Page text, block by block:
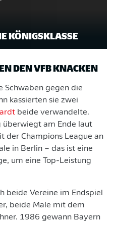
KÖNIGSKLASSE
DEN VFB KNACKEN
Schwaben gegen die
kassierten sie zwei
beide verwandelte.
am Ende laut
der Champions League an
in Berlin – das ist eine
um eine Top-Leistung
beide Vereine im Endspiel
beide Male mit dem
1986 gewann Bayern